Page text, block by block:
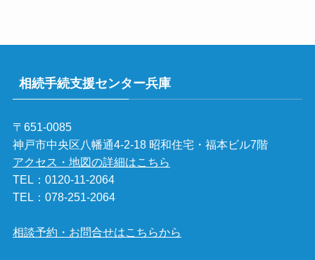
相続手続支援センター兵庫
〒651-0085
神戸市中央区八幡通4-2-18 昭和住宅・福本ビル7階
アクセス・地図の詳細はこちら
TEL： 0120-11-2064
TEL： 078-251-2064
相談予約・お問合せはこちらから